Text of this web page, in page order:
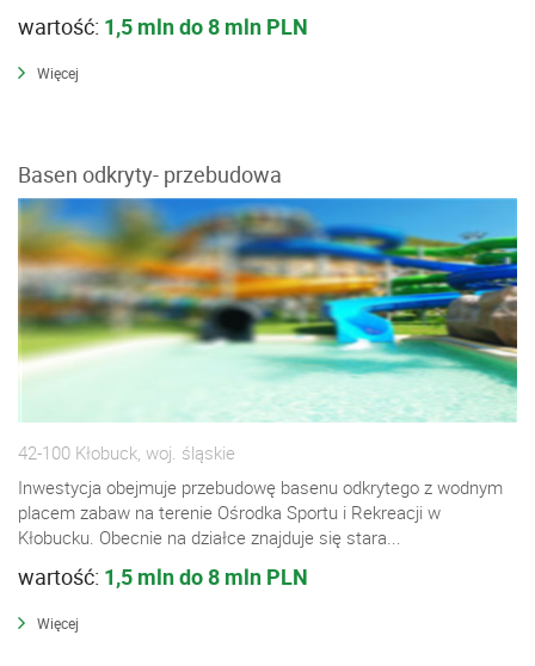
wartość: 1,5 mln do 8 mln PLN
Więcej
Basen odkryty- przebudowa
42-100 Kłobuck, woj. śląskie
Inwestycja obejmuje przebudowę basenu odkrytego z wodnym
placem zabaw na terenie Ośrodka Sportu i Rekreacji w
Kłobucku. Obecnie na działce znajduje się stara...
wartość: 1,5 mln do 8 mln PLN
Więcej